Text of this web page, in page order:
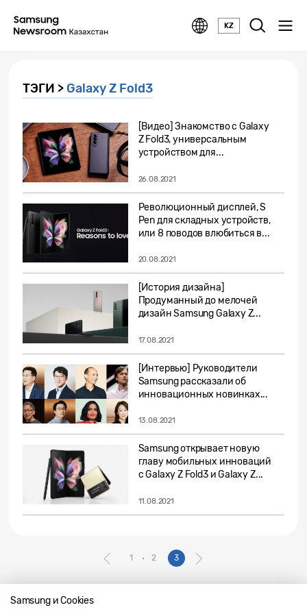
KZ
Samsung и Cookies
ТЭГИ > Galaxy Z Fold3
[Видео] Знакомство с Galaxy
Z Fold3, универсальным
устройством для...
26.08.2021
Революционный дисплей, S
Pen для складных устройств,
или 8 поводов влюбиться в...
20.08.2021
[История дизайна]
Продуманный до мелочей
дизайн Samsung Galaxy Z...
17.08.2021
[Интервью] Руководители
Samsung рассказали об
инновационных новинках...
13.08.2021
Samsung открывает новую
главу мобильных инноваций
с Galaxy Z Fold3 и Galaxy Z...
11.08.2021
1 2 3